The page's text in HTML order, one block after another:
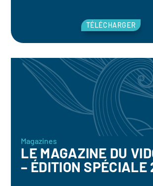
TÉLÉCHARGER
Magazines
LE MAGAZINE DU
– ÉDITION